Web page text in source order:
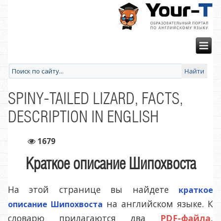
SPINY-TAILED LIZARD, FACTS,
DESCRIPTION IN ENGLISH
1679
Краткое описание Шипохвоста
На этой странице вы найдете краткое
описание Шипохвоста на английском языке. К
словарю прилагаются два PDF-файла,